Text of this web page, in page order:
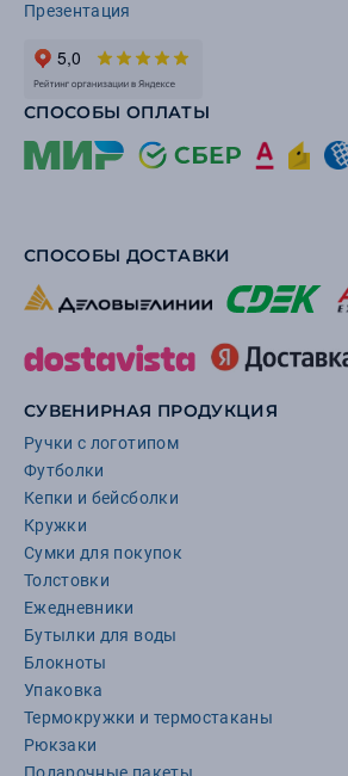
Презентация
СПОСОБЫ ОПЛАТЫ
СПОСОБЫ ДОСТАВКИ
СУВЕНИРНАЯ ПРОДУКЦИЯ
Ручки с логотипом
Футболки
Кепки и бейсболки
Кружки
Сумки для покупок
Толстовки
Ежедневники
Бутылки для воды
Блокноты
Упаковка
Термокружки и термостаканы
Рюкзаки